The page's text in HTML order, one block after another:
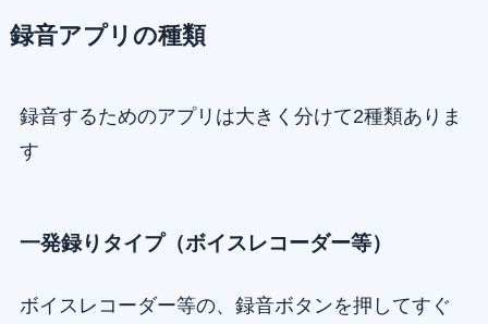
録音アプリの種類
録音するためのアプリは大きく分けて2種類ありま
す
一発録りタイプ（ボイスレコーダー等）
ボイスレコーダー等の、録音ボタンを押してすぐ